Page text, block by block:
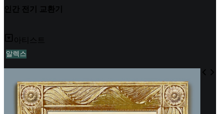
인간 전기 교환기
아티스트
알렉스